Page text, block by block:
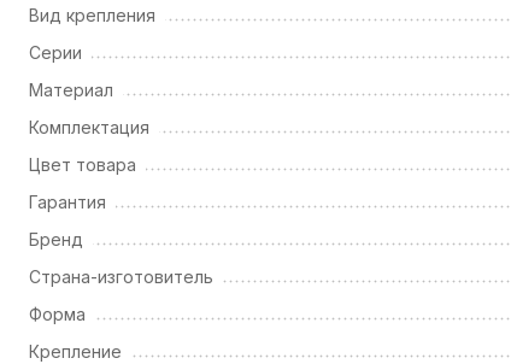
Вид крепления
Серии
Материал
Комплектация
Цвет товара
Гарантия
Бренд
Страна-изготовитель
Форма
Крепление